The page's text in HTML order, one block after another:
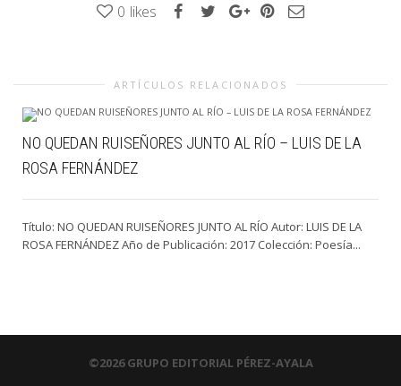
0 likes
ARTÍCULOS RELACIONADOS
NO QUEDAN RUISEÑORES JUNTO AL RÍO – LUIS DE LA
ROSA FERNÁNDEZ
Título: NO QUEDAN RUISEÑORES JUNTO AL RÍO Autor: LUIS DE LA
ROSA FERNÁNDEZ Año de Publicación: 2017 Colección: Poesía...
©2026 GRUPO EDITORIAL PÉREZ-AYALA